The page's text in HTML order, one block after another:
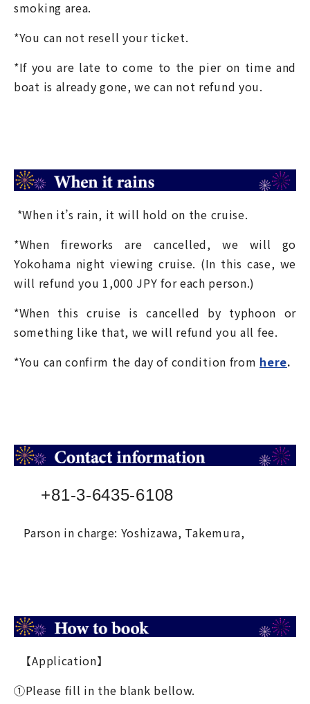
smoking area.
*You can not resell your ticket.
*If you are late to come to the pier on time and
boat is already gone, we can not refund you.
*When it’s rain, it will hold on the cruise.
*When fireworks are cancelled, we will go
Yokohama night viewing cruise. (In this case, we
will refund you 1,000 JPY for each person.)
*When this cruise is cancelled by typhoon or
something like that, we will refund you all fee.
*You can confirm the day of condition from here.
+81-3-6435-6108
Parson in charge: Yoshizawa, Takemura,
【Application】
①Please fill in the blank bellow.